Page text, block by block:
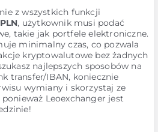
z wszystkich funkcji
, użytkownik musi podać
takie jak portfele elektroniczne.
minimalny czas, co pozwala
kryptowalutowe bez żadnych
najlepszych sposobów na
transfer/IBAN, koniecznie
wymiany i skorzystaj ze
Leoexchanger jest